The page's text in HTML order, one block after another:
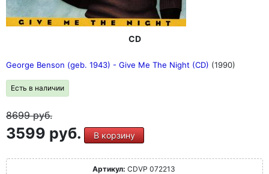
CD
George Benson (geb. 1943) - Give Me The Night (CD) (1990)
Есть в наличии
8699руб.
3599 руб. В корзину
Артикул: CDVP 072213